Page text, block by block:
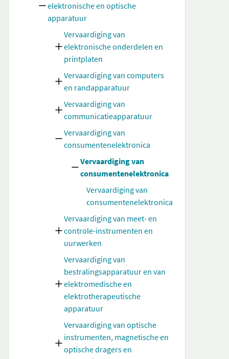
elektronische en optische
apparatuur
Vervaardiging van
elektronische onderdelen en
printplaten
Vervaardiging van computers
en randapparatuur
Vervaardiging van
communicatieapparatuur
Vervaardiging van
consumentenelektronica
Vervaardiging van
consumentenelektronica
Vervaardiging van
consumentenelektronica
Vervaardiging van meet- en
controle-instrumenten en
uurwerken
Vervaardiging van
bestralingsapparatuur en van
elektromedische en
elektrotherapeutische
apparatuur
Vervaardiging van optische
instrumenten, magnetische en
optische dragers en